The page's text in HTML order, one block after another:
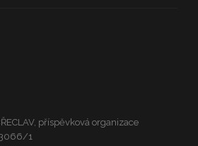
příspěvková organizace
1